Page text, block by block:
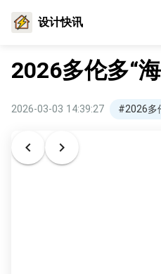
设计快讯
2026多伦多“
2026-03-03 14:39:27 #2026多